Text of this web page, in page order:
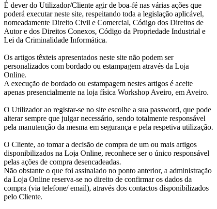
É dever do Utilizador/Cliente agir de boa-fé nas várias ações que
poderá executar neste site, respeitando toda a legislação aplicável,
nomeadamente Direito Civil e Comercial, Código dos Direitos de
Autor e dos Direitos Conexos, Código da Propriedade Industrial e
Lei da Criminalidade Informática.
Os artigos têxteis apresentados neste site não podem ser
personalizados com bordado ou estampagem através da Loja
Online.
A execução de bordado ou estampagem nestes artigos é aceite
apenas presencialmente na loja física Workshop Aveiro, em Aveiro.
O Utilizador ao registar-se no site escolhe a sua password, que pode
alterar sempre que julgar necessário, sendo totalmente responsável
pela manutenção da mesma em segurança e pela respetiva utilização.
O Cliente, ao tomar a decisão de compra de um ou mais artigos
disponibilizados na Loja Online, reconhece ser o único responsável
pelas ações de compra desencadeadas.
Não obstante o que foi assinalado no ponto anterior, a administração
da Loja Online reserva-se no direito de confirmar os dados da
compra (via telefone/ email), através dos contactos disponibilizados
pelo Cliente.